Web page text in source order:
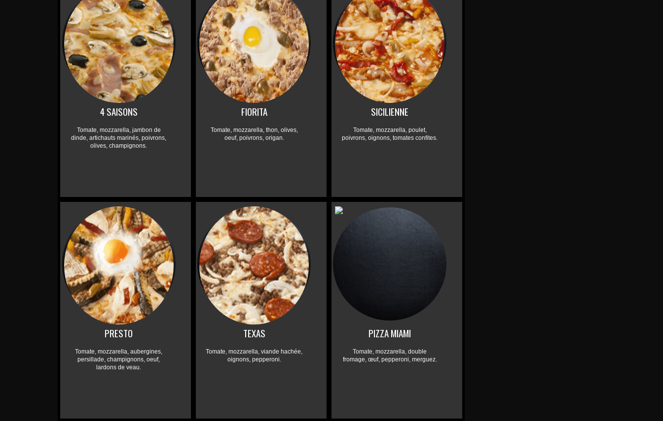
4 SAISONS
Tomate, mozzarella, jambon de
dinde, artichauts marinés, poivrons,
olives, champignons.
FIORITA
Tomate, mozzarella, thon, olives,
oeuf, poivrons, origan.
SICILIENNE
Tomate, mozzarella, poulet,
poivrons, oignons, tomates confites.
PRESTO
Tomate, mozzarella, aubergines,
persillade, champignons, oeuf,
lardons de veau.
TEXAS
Tomate, mozzarella, viande hachée,
oignons, pepperoni.
PIZZA MIAMI
Tomate, mozzarella, double
fromage, œuf, pepperoni, merguez.